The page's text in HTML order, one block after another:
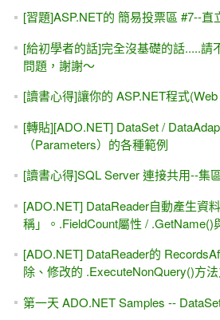
ASP.NET 5 / .NET Core MVC 網路
[第一波]獎品出爐....加入
(g+)，送書！
MD5，好用的編碼加密程式。各種程
百文達成）
ASP.NET轉成PDF檔輸出 (iTextSharp
[VB / C#] List 排序(sort)的作法 from
[廣告]研討會--8月31日一次上手
跟Windows 8的非同步開發模型
WCF 新手入門 #3 -- 撰寫Client端程
WSDL ?)
[YouTube線上教學] -- MIS2000 Lab.